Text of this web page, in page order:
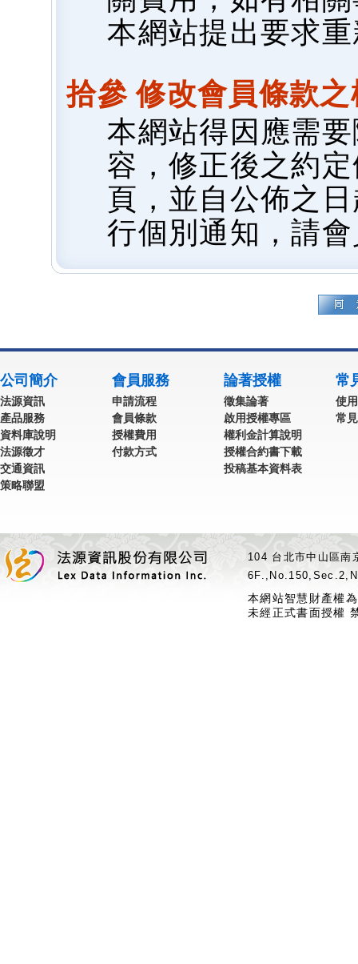
本網站提出要求
拾參 修改會員條款
本網站得因應需
容，修正後之約
頁，並自公佈之
行個別通知，請
公司簡介
法源資訊
產品服務
資料庫說明
法源徵才
交通資訊
策略聯盟
會員服務
申請流程
會員條款
授權費用
付款方式
論著授權
徵集論著
啟用授權專區
權利金計算說明
授權合約書下載
投稿基本資料表
常
使
常
104 台北市中山區
本網站智慧財產權
未經正式書面授權